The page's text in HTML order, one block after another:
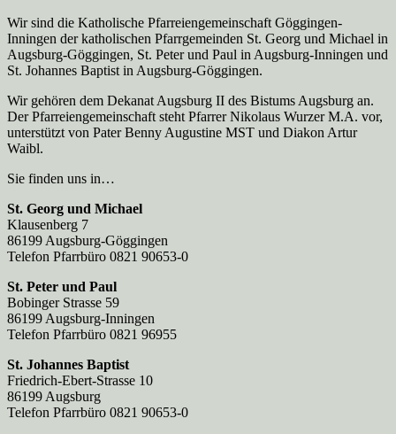
Wir sind die Katholische Pfarreien­gemeinschaft Göggingen-
Inningen der katholischen Pfarrgemeinden St. Georg und Michael in
Augsburg-Göggingen, St. Peter und Paul in Augsburg-Inningen und
St. Johannes Baptist in Augsburg-Göggingen.
Wir gehören dem Dekanat Augsburg II des Bistums Augsburg an.
Der Pfarreien­gemeinschaft steht Pfarrer Nikolaus Wurzer M.A. vor,
unterstützt von Pater Benny Augustine MST und Diakon Artur
Waibl.
Sie finden uns in…
St. Georg und Michael
Klausenberg 7
86199 Augsburg-Göggingen
Telefon Pfarrbüro 0821 90653-0
St. Peter und Paul
Bobinger Strasse 59
86199 Augsburg-Inningen
Telefon Pfarrbüro 0821 96955
St. Johannes Baptist
Friedrich-Ebert-Strasse 10
86199 Augsburg
Telefon Pfarrbüro 0821 90653-0